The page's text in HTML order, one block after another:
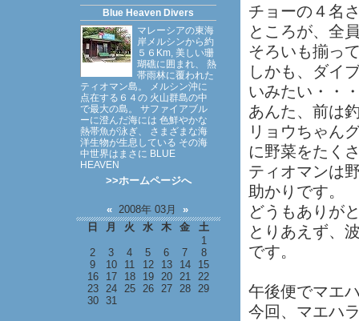
チョーの４名
ところが、全
そろいも揃っ
しかも、ダイ
いみたい・・
あんた、前は
リョウちゃん
に野菜をたく
ティオマンは
助かりです。
どうもありが
とりあえず、
です。
午後便でマエ
今回、マエハ
Blue Heaven Divers
マレーシアの東海
岸メルシンから約
５６Km, 美しい珊
瑚礁に囲まれ、 熱
帯雨林に覆われた
ティオマン島。 メルシン沖に
点在する６４の 火山群島の中
で最大の島。 サファイアブル
ーに澄んだ海には 色鮮やかな
熱帯魚が泳ぎ、 さまざまな海
洋生物が生息している その海
中世界はまさに BLUE
HEAVEN
>>ホームページへ
« 2008年 03月 »
日
月 火 水 木 金
土
1
2
3 4 5 6 7
8
9
10 11 12 13 14
15
16
17 18 19 20 21
22
23
24 25 26 27 28
29
30
31